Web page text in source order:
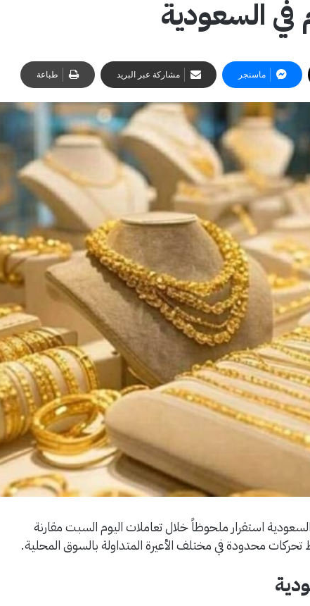
السعودية
ماسنجر مشاركة عبر البريد طباعة
استقرار ملحوظاً خلال تعاملات اليوم السبت مقارنة
محدودة في مختلف الأعيرة المتداولة بالسوق المحلية.